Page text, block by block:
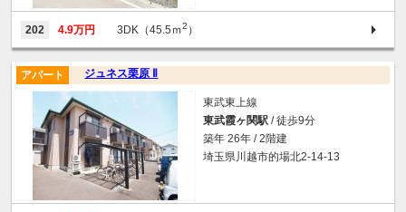
202 4.9万円 3DK（45.5ｍ2 ）
ジュネス栗原 Ⅱ
アパート
東武東上線
東武霞ヶ関駅 / 徒歩9分
築年 26年 / 2階建
埼玉県川越市的場北2-14-13